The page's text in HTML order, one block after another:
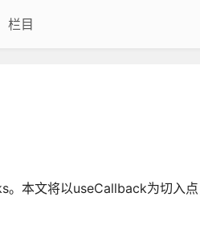
栏目
。本文将以useCallback为切入